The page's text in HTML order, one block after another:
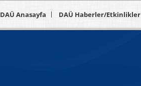
DAÜ Anasayfa DAÜ Haberler/Etkinlikler